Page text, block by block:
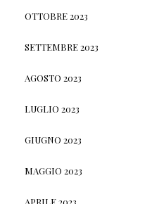
OTTOBRE 2023
SETTEMBRE 2023
AGOSTO 2023
LUGLIO 2023
GIUGNO 2023
MAGGIO 2023